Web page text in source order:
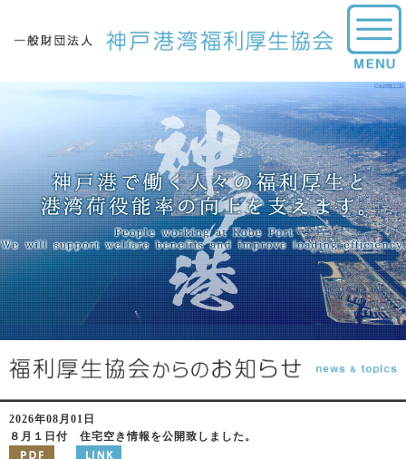
2026年08月01日
８月１日付 住宅空き情報を公開致しました。